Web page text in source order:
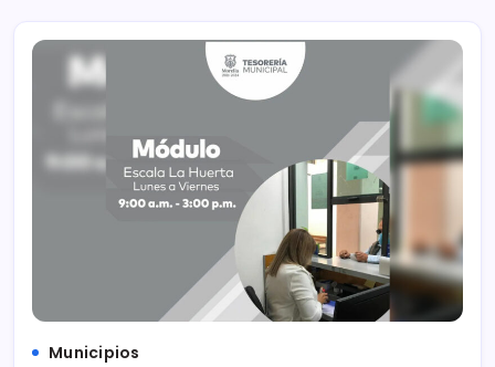
Municipios